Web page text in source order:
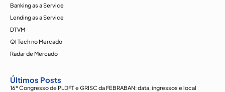
Banking as a Service
Lending as a Service
DTVM
QI Tech no Mercado
Radar de Mercado
Últimos Posts
16º Congresso de PLDFT e GRISC da FEBRABAN: data, ingressos e local